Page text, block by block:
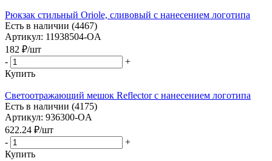
Рюкзак стильный Oriole, сливовый с нанесением логотипа
Есть в наличии (4467)
Артикул: 11938504-OA
182 ₽/шт
-
+
Купить
Светоотражающий мешок Reflector с нанесением логотипа
Есть в наличии (4175)
Артикул: 936300-OA
622.24 ₽/шт
-
+
Купить